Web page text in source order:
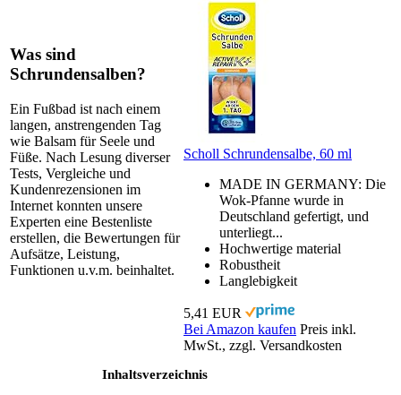
Was sind
Schrundensalben?
Ein Fußbad ist nach einem
langen, anstrengenden Tag
wie Balsam für Seele und
Füße. Nach Lesung diverser
Tests, Vergleiche und
Kundenrezensionen im
Internet konnten unsere
Experten eine Bestenliste
erstellen, die Bewertungen für
Aufsätze, Leistung,
Funktionen u.v.m. beinhaltet.
Scholl Schrundensalbe, 60 ml
MADE IN GERMANY: Die
Wok-Pfanne wurde in
Deutschland gefertigt, und
unterliegt...
Hochwertige material
Robustheit
Langlebigkeit
5,41 EUR
Bei Amazon kaufen Preis inkl.
MwSt., zzgl. Versandkosten
Inhaltsverzeichnis